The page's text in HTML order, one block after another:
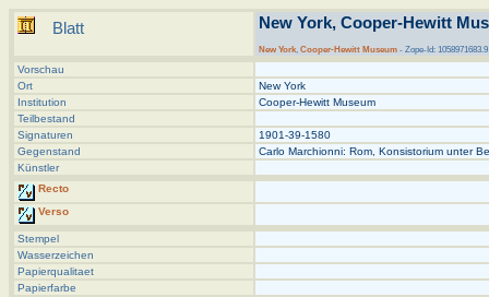
Blatt New York, Cooper-Hewitt
New York, Cooper-Hewitt Museum - Zope-Id: 1058971683.9
Vorschau
Ort
New York
Institution
Cooper-Hewitt Museum
Teilbestand
Signaturen
1901-39-1580
Gegenstand
Carlo Marchionni: Rom, Konsistorium unter
Künstler
Recto
Verso
Stempel
Wasserzeichen
Papierqualitaet
Papierfarbe